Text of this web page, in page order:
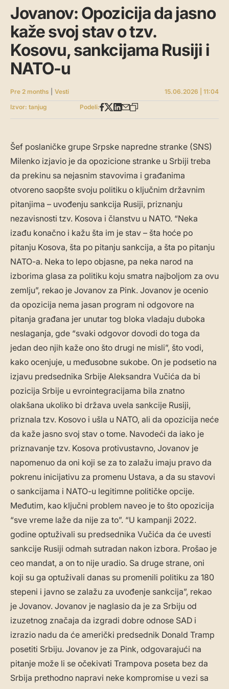
Jovanov: Opozicija da jasno
kaže svoj stav o tzv.
Kosovu, sankcijama Rusiji i
NATO-u
Pre 2 months Vesti
15.06.2026 | 11:04
Izvor: tanjug
Podeli:
Šef poslaničke grupe Srpske napredne stranke (SNS)
Milenko izjavio je da opozicione stranke u Srbiji treba
da prekinu sa nejasnim stavovima i građanima
otvoreno saopšte svoju politiku o ključnim državnim
pitanjima – uvođenju sankcija Rusiji, priznanju
nezavisnosti tzv. Kosova i članstvu u NATO. “Neka
izađu konačno i kažu šta im je stav – šta hoće po
pitanju Kosova, šta po pitanju sankcija, a šta po pitanju
NATO-a. Neka to lepo objasne, pa neka narod na
izborima glasa za politiku koju smatra najboljom za ovu
zemlju”, rekao je Jovanov za Pink. ​Jovanov je ocenio
da opozicija nema jasan program ni odgovore na
pitanja građana jer unutar tog bloka vladaju duboka
neslaganja, gde “svaki odgovor dovodi do toga da
jedan deo njih kaže ono što drugi ne misli”, što vodi,
kako ocenjuje, u međusobne sukobe. ​On je podsetio na
izjavu predsednika Srbije Aleksandra Vučića da bi
pozicija Srbije u evrointegracijama bila znatno
olakšana ukoliko bi država uvela sankcije Rusiji,
priznala tzv. Kosovo i ušla u NATO, ali da opozicija neće
da kaže jasno svoj stav o tome. Navodeći da iako je
priznavanje tzv. Kosova protivustavno, Jovanov je
napomenuo da oni koji se za to zalažu imaju pravo da
pokrenu inicijativu za promenu Ustava, a da su stavovi
o sankcijama i NATO-u legitimne političke opcije.
Međutim, kao ključni problem naveo je to što opozicija
“sve vreme laže da nije za to”. “U kampanji 2022.
godine optuživali su predsednika Vučića da će uvesti
sankcije Rusiji odmah sutradan nakon izbora. Prošao je
ceo mandat, a on to nije uradio. Sa druge strane, oni
koji su ga optuživali danas su promenili politiku za 180
stepeni i javno se zalažu za uvođenje sankcija”, rekao
je Jovanov. Jovanov je naglasio da je za Srbiju od
izuzetnog značaja da izgradi dobre odnose SAD i
izrazio nadu da će američki predsednik Donald Tramp
posetiti Srbiju. Jovanov je za Pink, odgovarajući na
pitanje može li se očekivati Trampova poseta bez da
Srbija prethodno napravi neke kompromise u vezi sa